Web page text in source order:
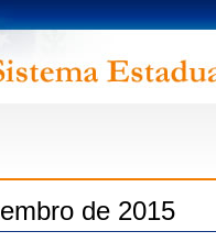
de 2015